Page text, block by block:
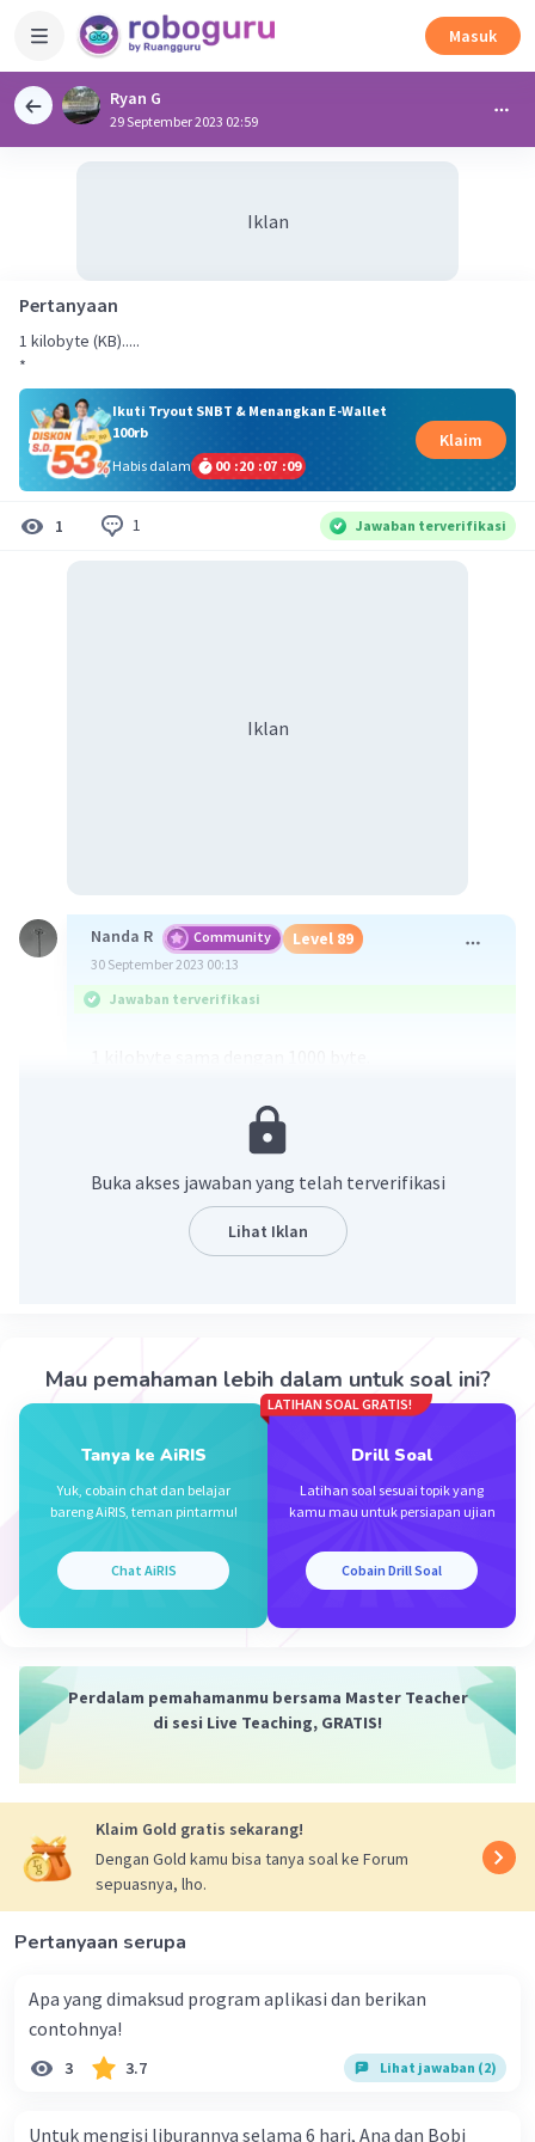
Masuk
Ryan G
29 September 2023 02:59
Iklan
Pertanyaan
1 kilobyte (KB).....
*
Ikuti Tryout SNBT & Menangkan E-Wallet
100rb
Habis dalam
00 :20 :07 :08
Klaim
1 1 Jawaban terverifikasi
Iklan
Nanda R Community Level 89
30 September 2023 00:13
Jawaban terverifikasi
Buka akses jawaban yang telah terverifikasi
Lihat Iklan
Mau pemahaman lebih dalam untuk soal ini?
Tanya ke AiRIS
Yuk, cobain chat dan belajar
bareng AiRIS, teman pintarmu!
Chat AiRIS
LATIHAN SOAL GRATIS!
Drill Soal
Latihan soal sesuai topik yang
kamu mau untuk persiapan ujian
Cobain Drill Soal
Perdalam pemahamanmu bersama Master Teacher
di sesi Live Teaching, GRATIS!
Klaim Gold gratis sekarang!
Dengan Gold kamu bisa tanya soal ke Forum
sepuasnya, lho.
Pertanyaan serupa
Apa yang dimaksud program aplikasi dan berikan
contohnya!
3 3.7 Lihat jawaban (2)
Untuk mengisi liburannya selama 6 hari, Ana dan Bobi